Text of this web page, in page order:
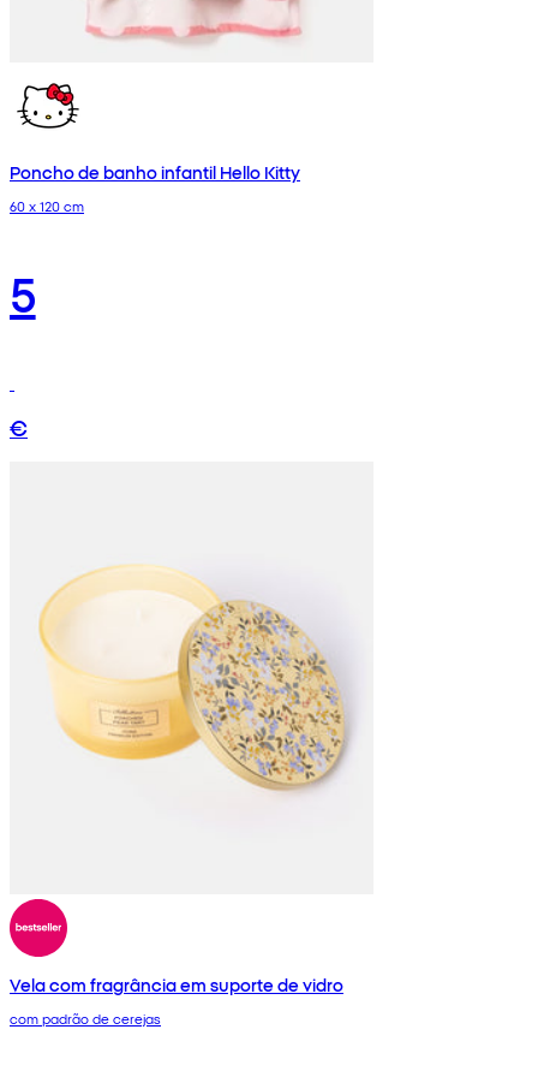
Poncho de banho infantil Hello Kitty
60 x 120 cm
5
€
Vela com fragrância em suporte de vidro
com padrão de cerejas